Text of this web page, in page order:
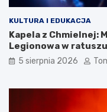
KULTURA I EDUKACJA
Kapela z Chmielnej:
Legionowa w ratuszu
5 sierpnia 2026